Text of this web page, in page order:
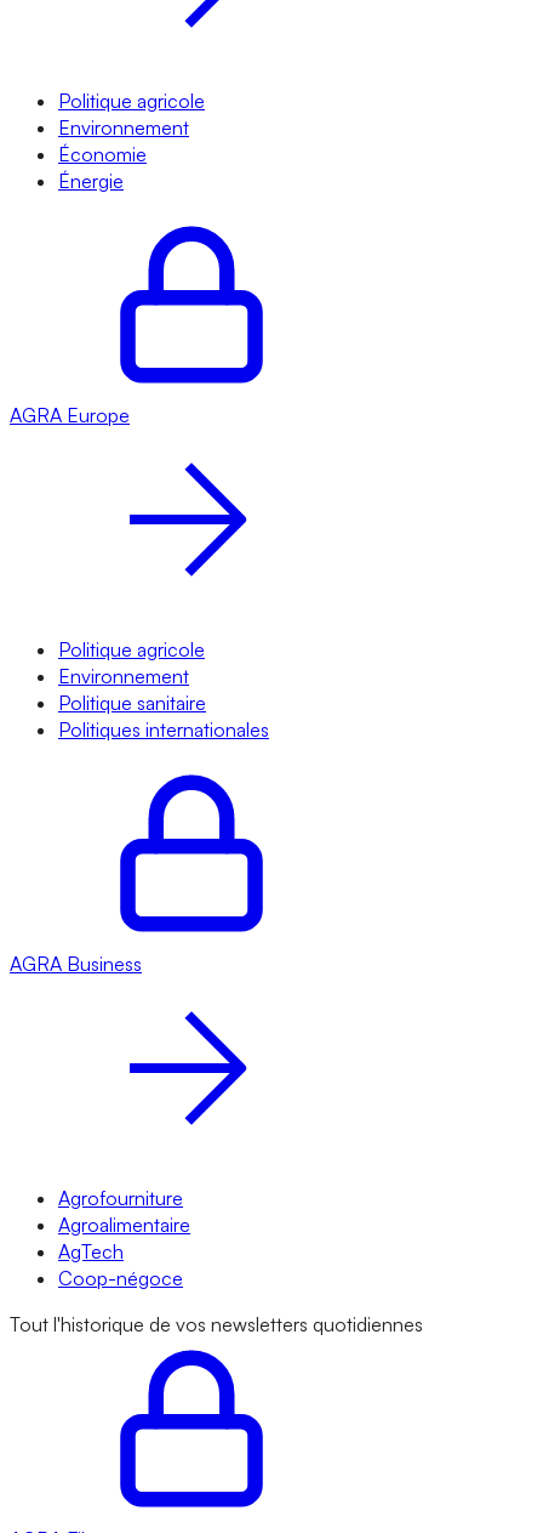
Politique agricole
Environnement
Économie
Énergie
AGRA Europe
Politique agricole
Environnement
Politique sanitaire
Politiques internationales
AGRA Business
Agrofourniture
Agroalimentaire
AgTech
Coop-négoce
Tout l'historique de vos newsletters quotidiennes